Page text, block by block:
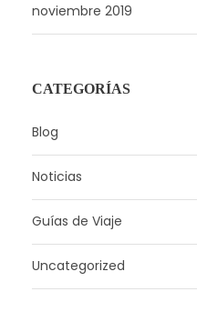
noviembre 2019
CATEGORÍAS
Blog
Noticias
Guías de Viaje
Uncategorized